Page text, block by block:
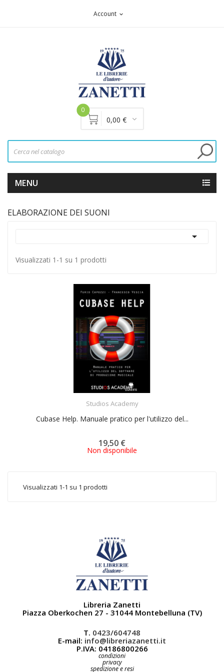
Account expand_more
0
0,00 €
MENU
ELABORAZIONE DEI SUONI

Visualizzati 1-1 su 1 prodotti
Studios Academy
Cubase Help. Manuale pratico per l'utilizzo del...
19,50 €
Non disponibile
Visualizzati 1-1 su 1 prodotti
Libreria Zanetti
Piazza Oberkochen 27 - 31044 Montebelluna (TV)
T. 0423/604748
E-mail: info@libreriazanetti.it
P.IVA: 04186800266
condizioni
privacy
spedizione e resi